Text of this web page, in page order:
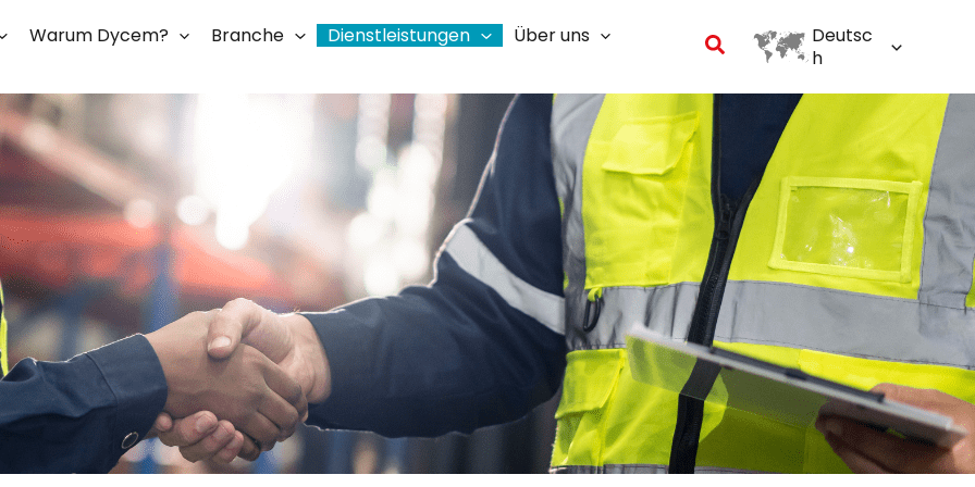
Warum Dycem? Branche Dienstleistungen
Über uns
Suchen
Deutsc
h